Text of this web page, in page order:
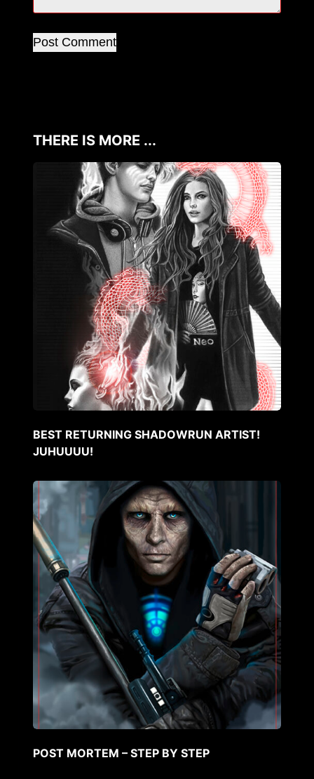
Post Comment
THERE IS MORE ...
BEST RETURNING SHADOWRUN ARTIST!
JUHUUUU!
POST MORTEM – STEP BY STEP